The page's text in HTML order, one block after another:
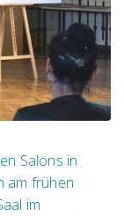
Salons in
am frühen
im